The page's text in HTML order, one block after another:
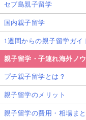
ティーチャーズホー
イギリス子育て事情
母子留学
子連
暮らすように海外滞
子連れ海外プチステ
この記事を執筆した
セブ島親子留学
国内親子留学
1週間からの親子留学ガイ
親子留学・子連れ海外ノ
プチ親子留学とは？
親子留学のメリット
親子留学の費用・相場ま